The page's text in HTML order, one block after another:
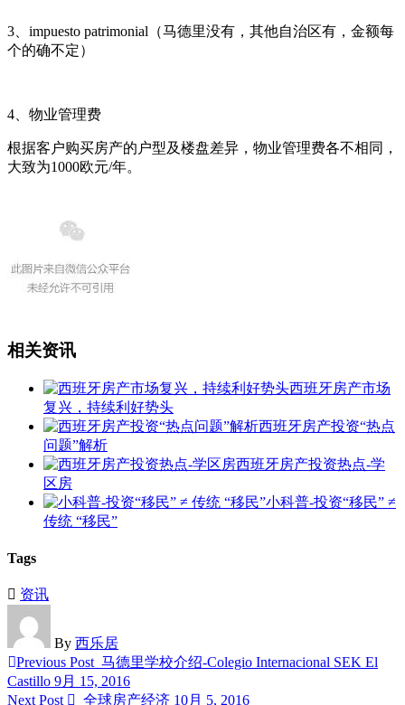
3、impuesto patrimonial（马德里没有，其他自治区有，金额每
个的确不定）
4、物业管理费
根据客户购买房产的户型及楼盘差异，物业管理费各不相同，
大致为1000欧元/年。
相关资讯
西班牙房产市场
复兴，持续利好势头
西班牙房产投资“热点
问题”解析
西班牙房产投资热点-学
区房
小科普-投资“移民” ≠
传统 “移民”
Tags
资讯
By 西乐居
Previous Post 马德里学校介绍-Colegio Internacional SEK El
Castillo 9月 15, 2016
Next Post
全球房产经济 10月 5, 2016